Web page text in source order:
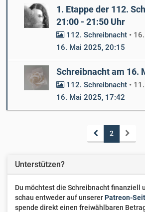
1. Etappe der 112.
21:00 - 21:50 Uhr
112. Schreibnacht •
16. Mai 2025, 20:15
Schreibnacht am 16.
112. Schreibnacht •
16. Mai 2025, 17:42
2
Unterstützen?
Du möchtest die Schreibnacht finanziell
schau entweder auf unsererPatreon-
spende direkt einen freiwählbaren